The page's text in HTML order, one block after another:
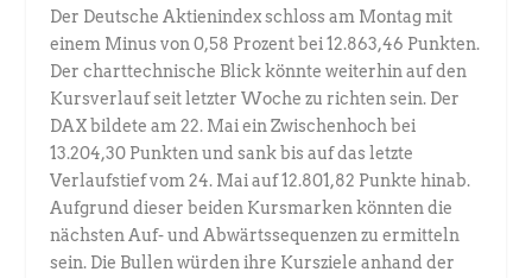
Der Deutsche Aktienindex schloss am Montag mit
einem Minus von 0,58 Prozent bei 12.863,46 Punkten.
Der charttechnische Blick könnte weiterhin auf den
Kursverlauf seit letzter Woche zu richten sein. Der
DAX bildete am 22. Mai ein Zwischenhoch bei
13.204,30 Punkten und sank bis auf das letzte
Verlaufstief vom 24. Mai auf 12.801,82 Punkte hinab.
Aufgrund dieser beiden Kursmarken könnten die
nächsten Auf- und Abwärtssequenzen zu ermitteln
sein. Die Bullen würden ihre Kursziele anhand der